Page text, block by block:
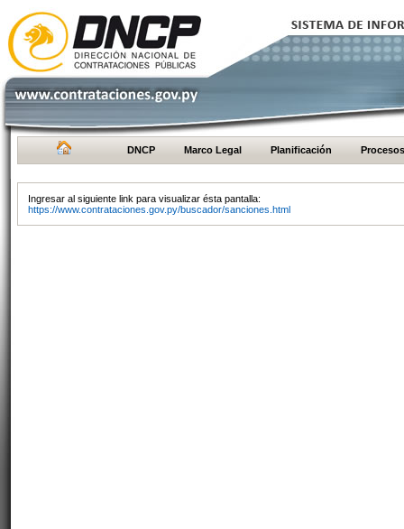
DNCP Marco Legal Planificación Procesos
Ingresar al siguiente link para visualizar ésta pantalla:
https://www.contrataciones.gov.py/buscador/sanciones.html